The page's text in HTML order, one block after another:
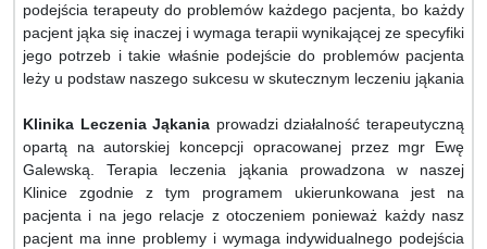
podejścia terapeuty do problemów każdego pacjenta, bo każdy
pacjent jąka się inaczej i wymaga terapii wynikającej ze specyfiki
jego potrzeb i takie właśnie podejście do problemów pacjenta
leży u podstaw naszego sukcesu w skutecznym leczeniu jąkania
Klinika Leczenia Jąkania prowadzi działalność terapeutyczną
opartą na autorskiej koncepcji opracowanej przez mgr Ewę
Galewską. Terapia leczenia jąkania prowadzona w naszej
Klinice zgodnie z tym programem ukierunkowana jest na
pacjenta i na jego relacje z otoczeniem ponieważ każdy nasz
pacjent ma inne problemy i wymaga indywidualnego podejścia